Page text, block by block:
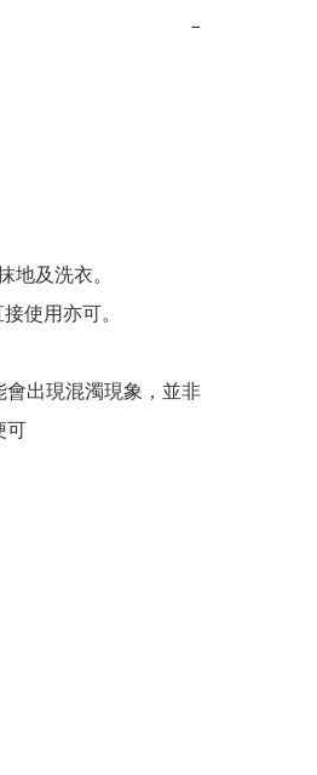
−
地及洗衣。
使用亦可。
出現混濁現象，並非
可